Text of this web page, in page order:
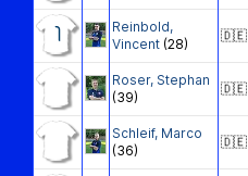
1 Reinbold,
Vincent (28)
🇩🇪
Roser, Stephan
(39)
🇩🇪
Schleif, Marco
(36)
🇩🇪